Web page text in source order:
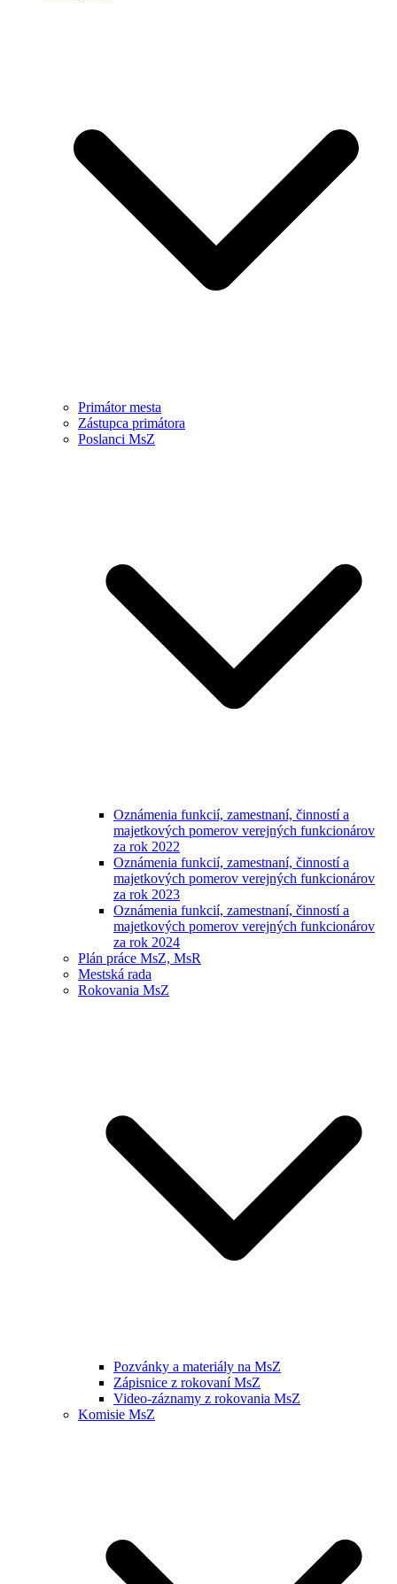
Primátor mesta
Zástupca primátora
Poslanci MsZ
Oznámenia funkcií, zamestnaní, činností a
majetkových pomerov verejných funkcionárov
za rok 2022
Oznámenia funkcií, zamestnaní, činností a
majetkových pomerov verejných funkcionárov
za rok 2023
Oznámenia funkcií, zamestnaní, činností a
majetkových pomerov verejných funkcionárov
za rok 2024
Plán práce MsZ, MsR
Mestská rada
Rokovania MsZ
Pozvánky a materiály na MsZ
Zápisnice z rokovaní MsZ
Video-záznamy z rokovania MsZ
Komisie MsZ